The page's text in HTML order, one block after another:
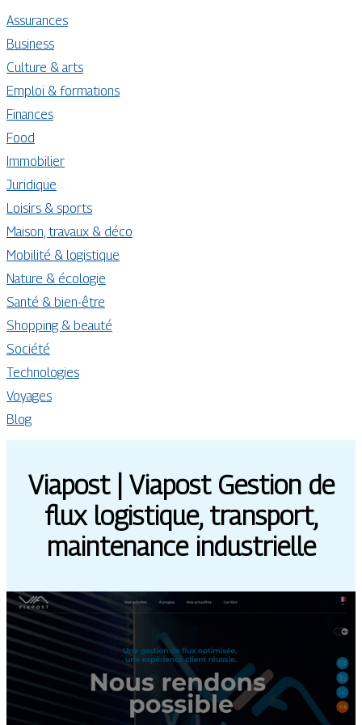
Assurances
Business
Culture & arts
Emploi & formations
Finances
Food
Immobilier
Juridique
Loisirs & sports
Maison, travaux & déco
Mobilité & logistique
Nature & écologie
Santé & bien-être
Shopping & beauté
Société
Technologies
Voyages
Blog
Viapost | Viapost Gestion de
flux logistique, transport,
maintenance in­dustriel­le